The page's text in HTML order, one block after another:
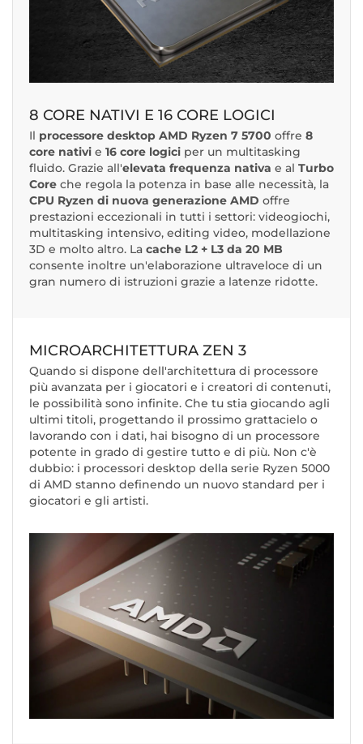
8 CORE NATIVI E 16 CORE LOGICI
Il processore desktop AMD Ryzen 7 5700 offre 8
core nativi e 16 core logici per un multitasking
fluido. Grazie all'elevata frequenza nativa e al Turbo
Core che regola la potenza in base alle necessità, la
CPU Ryzen di nuova generazione AMD offre
prestazioni eccezionali in tutti i settori: videogiochi,
multitasking intensivo, editing video, modellazione
3D e molto altro. La cache L2 + L3 da 20 MB
consente inoltre un'elaborazione ultraveloce di un
gran numero di istruzioni grazie a latenze ridotte.
MICROARCHITETTURA ZEN 3
Quando si dispone dell'architettura di processore
più avanzata per i giocatori e i creatori di contenuti,
le possibilità sono infinite. Che tu stia giocando agli
ultimi titoli, progettando il prossimo grattacielo o
lavorando con i dati, hai bisogno di un processore
potente in grado di gestire tutto e di più. Non c'è
dubbio: i processori desktop della serie Ryzen 5000
di AMD stanno definendo un nuovo standard per i
giocatori e gli artisti.